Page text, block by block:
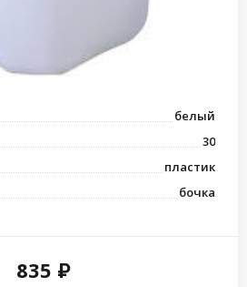
белый
30
пластик
бочка
835 ₽